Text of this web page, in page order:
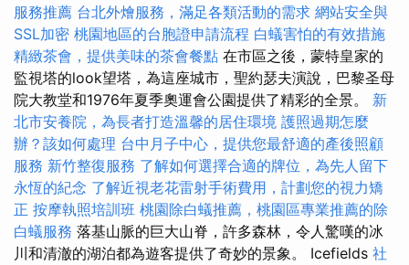
服務推薦 台北外燴服務，滿足各類活動的需求 網站安全與
SSL加密 桃園地區的台胞證申請流程 白蟻害怕的有效措施
精緻茶會，提供美味的茶會餐點 在市區之後，蒙特皇家的
監視塔的look望塔，為這座城市，聖約瑟夫演說，巴黎圣母
院大教堂和1976年夏季奧運會公園提供了精彩的全景。 新
北市安養院，為長者打造溫馨的居住環境 護照過期怎麼
辦？該如何處理 台中月子中心，提供您最舒適的產後照顧
服務 新竹整復服務 了解如何選擇合適的牌位，為先人留下
永恆的紀念 了解近視老花雷射手術費用，計劃您的視力矯
正 按摩執照培訓班 桃園除白蟻推薦，桃園區專業推薦的除
白蟻服務 落基山脈的巨大山脊，許多森林，令人驚嘆的冰
川和清澈的湖泊都為遊客提供了奇妙的景象。 Icefields 社